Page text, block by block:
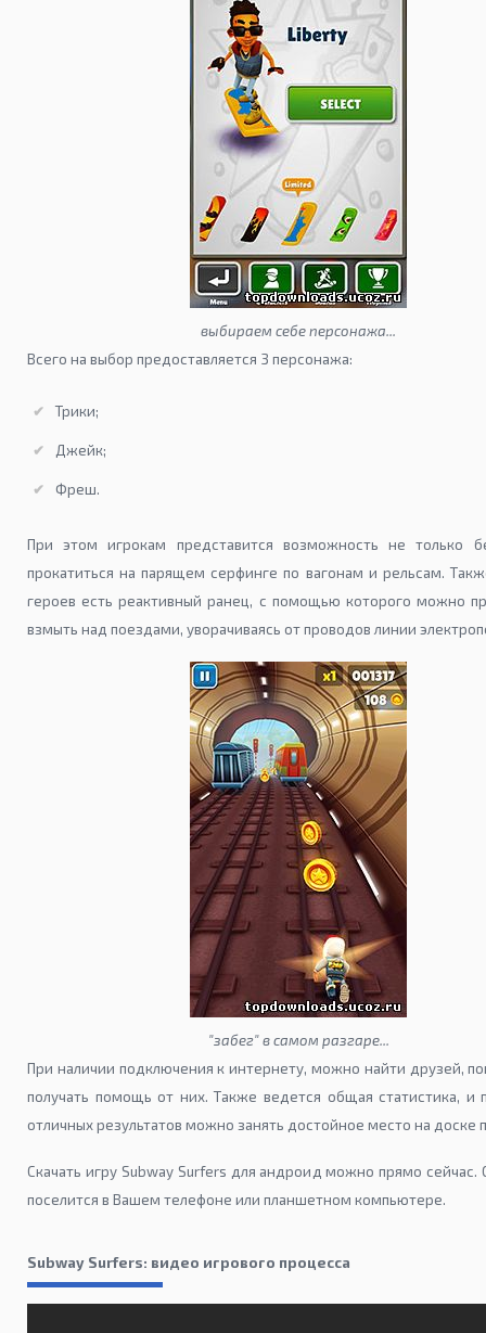
выбираем себе персонажа...
Всего на выбор предоставляется 3 персонажа:
Трики;
Джейк;
Фреш.
При этом игрокам представится возможность не только
прокатиться на парящем серфинге по вагонам и рельсам.
героев есть реактивный ранец, с помощью которого можно
взмыть над поездами, уворачиваясь от проводов линии
"забег" в самом разгаре...
При наличии подключения к интернету, можно найти друзей,
получать помощь от них. Также ведется общая статистика, и
отличных результатов можно занять достойное место на доске
Скачать игру Subway Surfers для андроид можно прямо сейчас.
поселится в Вашем телефоне или планшетном компьютере.
Subway Surfers: видео игрового процесса